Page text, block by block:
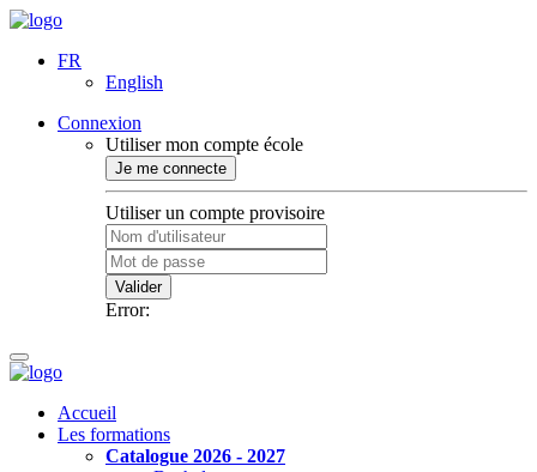
FR
English
Connexion
Utiliser mon compte école
Je me connecte
Utiliser un compte provisoire
Valider
Error:
Accueil
Les formations
Catalogue 2026 - 2027